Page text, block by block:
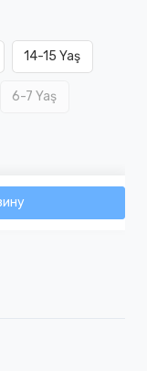
14-15 Yaş
6-7 Yaş